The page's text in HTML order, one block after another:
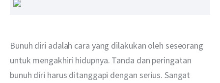
Bunuh diri adalah cara yang dilakukan oleh seseorang
untuk mengakhiri hidupnya. Tanda dan peringatan
bunuh diri harus ditanggapi dengan serius. Sangat